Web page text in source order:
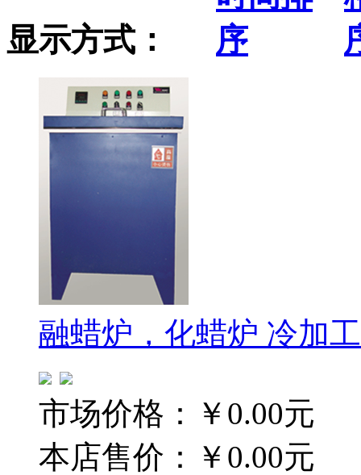
显示方式：
融蜡炉，化蜡炉 冷加
市场价格：
￥0.00元
本店售价：
￥0.00元